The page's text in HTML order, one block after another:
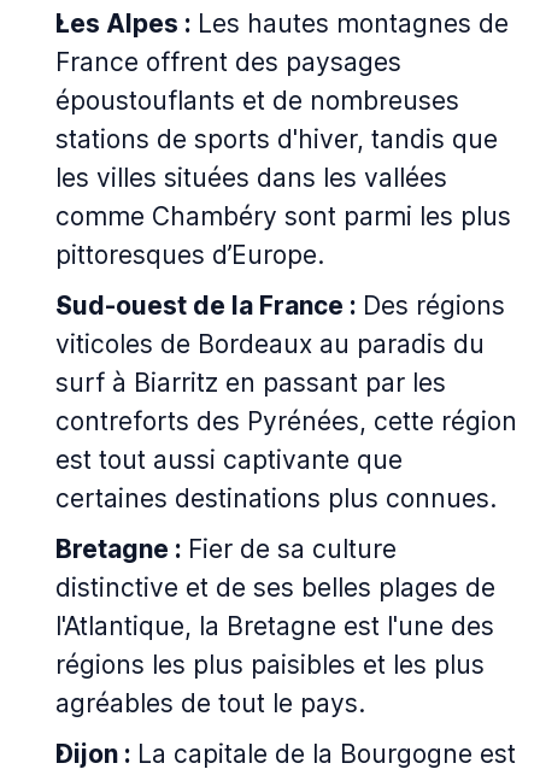
Les Alpes : Les hautes montagnes de
France offrent des paysages
époustouflants et de nombreuses
stations de sports d'hiver, tandis que
les villes situées dans les vallées
comme Chambéry sont parmi les plus
pittoresques d’Europe.
Sud-ouest de la France : Des régions
viticoles de Bordeaux au paradis du
surf à Biarritz en passant par les
contreforts des Pyrénées, cette région
est tout aussi captivante que
certaines destinations plus connues.
Bretagne : Fier de sa culture
distinctive et de ses belles plages de
l'Atlantique, la Bretagne est l'une des
régions les plus paisibles et les plus
agréables de tout le pays.
Dijon : La capitale de la Bourgogne est